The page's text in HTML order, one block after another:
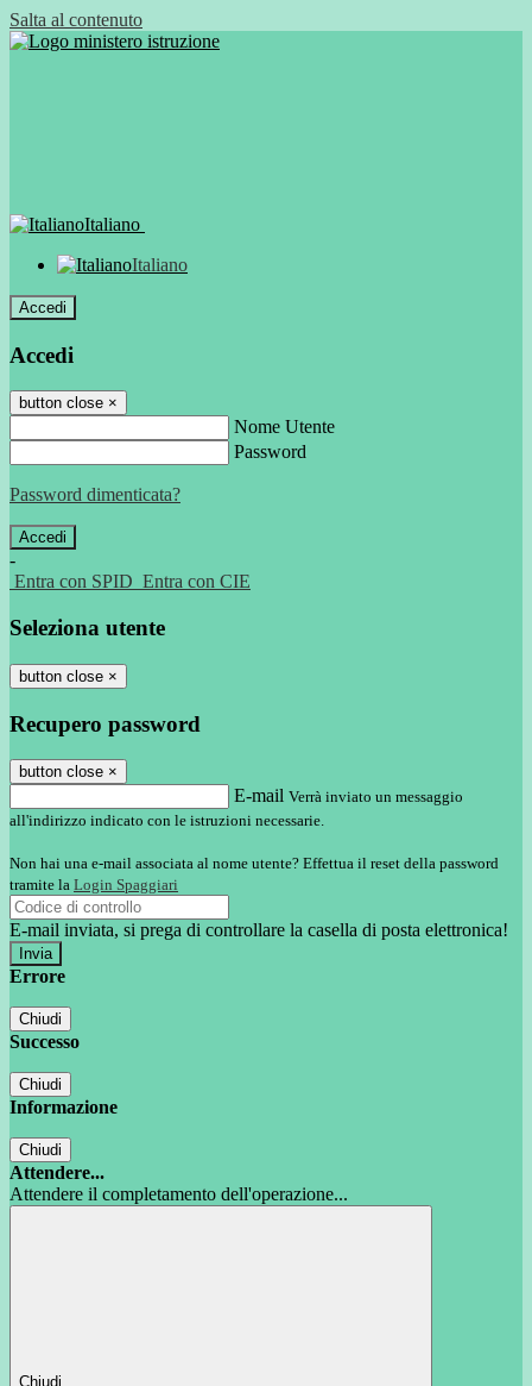
Salta al contenuto
Italiano
Italiano
Accedi
Accedi
button close ×
Nome Utente
Password
Password dimenticata?
-
Entra con SPID Entra con CIE
Seleziona utente
button close ×
Recupero password
button close ×
E-mail Verrà inviato un messaggio
all'indirizzo indicato con le istruzioni necessarie.
Non hai una e-mail associata al nome utente? Effettua il reset della password
tramite la Login Spaggiari
E-mail inviata, si prega di controllare la casella di posta elettronica!
Errore
Chiudi
Successo
Chiudi
Informazione
Chiudi
Attendere...
Attendere il completamento dell'operazione...
Chiudi